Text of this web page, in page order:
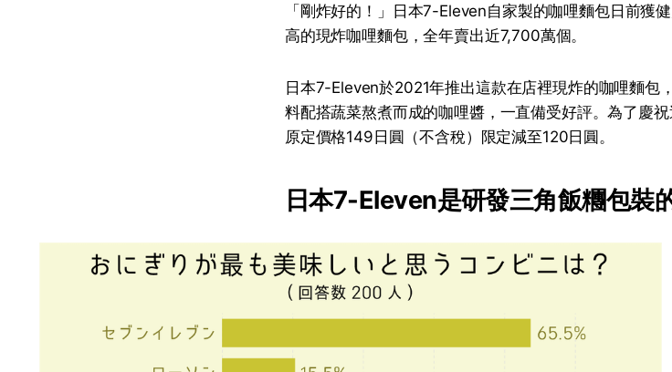
「剛炸好的！」日本7-Eleven自家製的咖哩麵包日前獲
高的現炸咖哩麵包，全年賣出近7,700萬個。
日本7-Eleven於2021年推出這款在店裡現炸的咖哩麵包
料配搭蔬菜熬煮而成的咖哩醬，一直備受好評。為了慶
原定價格149日圓（不含稅）限定減至120日圓。
日本7-Eleven是研發三角飯糰包裝